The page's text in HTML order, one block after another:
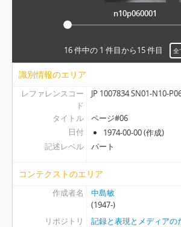
n10p060016
[パート] P10 - ページ#10, 1974-
[ファイル] N12 - アルバム#12,
[ファイル] N27 - アルバム#27,
[ファイル] N28 - アルバム#28, 1993-
n10p060001
16 件中の 1 件目から15 件目 全
識別情報のエリア
レファレンスコー
ド
JP 1007834 SN01-N10-
タイトル
ページ#06
日付
1974-00-00 (作成)
記述レベル
パート
コンテクストのエリア
作成者名
中島敏
(1947-)
リポジトリ
記録と表現とメディアの